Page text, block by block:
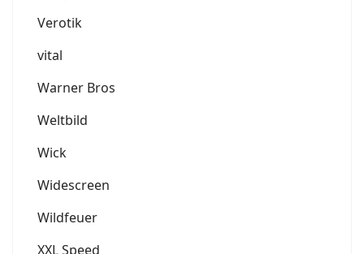
Verotik
vital
Warner Bros
Weltbild
Wick
Widescreen
Wildfeuer
XXL Speed